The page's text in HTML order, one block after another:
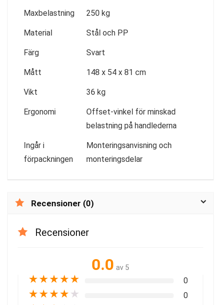
Maxbelastning 250 kg
Material Stål och PP
Färg Svart
Mått 148 x 54 x 81 cm
Vikt 36 kg
Ergonomi
Offset-vinkel för minskad
belastning på handlederna
Ingår i
förpackningen
Monteringsanvisning och
monteringsdelar
Recensioner (0)
Recensioner
0.0 av 5
★★★★★ 0
★★★★ ★ 0